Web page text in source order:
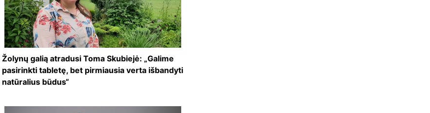
Žolynų galią atradusi Toma Skubiejė: „Galime
pasirinkti tabletę, bet pirmiausia verta išbandyti
natūralius būdus“